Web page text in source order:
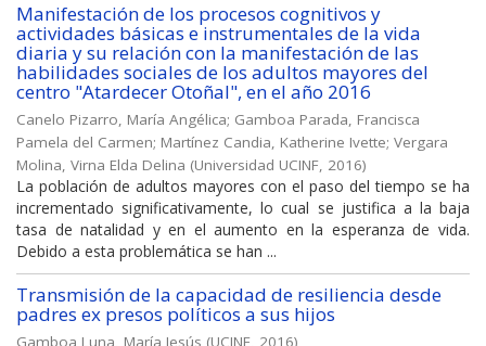
Manifestación de los procesos cognitivos y
actividades básicas e instrumentales de la vida
diaria y su relación con la manifestación de las
habilidades sociales de los adultos mayores del
centro "Atardecer Otoñal", en el año 2016
Canelo Pizarro, María Angélica; Gamboa Parada, Francisca
Pamela del Carmen; Martínez Candia, Katherine Ivette; Vergara
Molina, Virna Elda Delina (Universidad UCINF, 2016)
La población de adultos mayores con el paso del tiempo se ha
incrementado significativamente, lo cual se justifica a la baja
tasa de natalidad y en el aumento en la esperanza de vida.
Debido a esta problemática se han ...
Transmisión de la capacidad de resiliencia desde
padres ex presos políticos a sus hijos
Gamboa Luna, María Jesús (UCINF, 2016)